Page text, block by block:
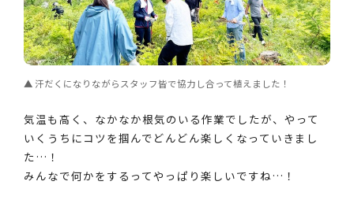
汗だくになりながらスタッフ皆で協力し合って植えました！
気温も高く、なかなか根気のいる作業でしたが、やって
いくうちにコツを掴んでどんどん楽しくなっていきまし
た…！
みんなで何かをするってやっぱり楽しいですね…！